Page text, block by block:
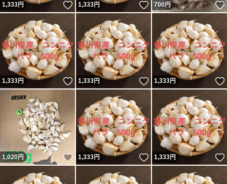
1,333円 いいね！
1,333円 いいね！
700円
1,333円 いいね！
1,333円 いいね！
1,333円
1,020円 いいね！
1,333円 いいね！
1,333円